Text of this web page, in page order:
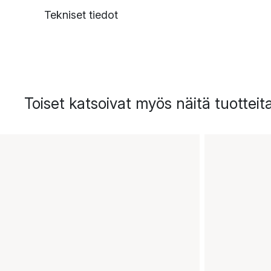
Tekniset tiedot
Toiset katsoivat myös näitä